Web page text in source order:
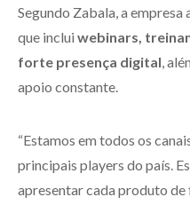
Segundo Zabala, a
que inclui webinars,
forte presença digital,
apoio constante.
“Estamos em todos os
principais players do país.
apresentar cada produto